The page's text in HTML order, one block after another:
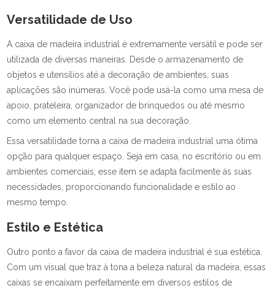
Versatilidade de Uso
A caixa de madeira industrial é extremamente versátil e pode ser
utilizada de diversas maneiras. Desde o armazenamento de
objetos e utensílios até a decoração de ambientes, suas
aplicações são inúmeras. Você pode usá-la como uma mesa de
apoio, prateleira, organizador de brinquedos ou até mesmo
como um elemento central na sua decoração.
Essa versatilidade torna a caixa de madeira industrial uma ótima
opção para qualquer espaço. Seja em casa, no escritório ou em
ambientes comerciais, esse item se adapta facilmente às suas
necessidades, proporcionando funcionalidade e estilo ao
mesmo tempo.
Estilo e Estética
Outro ponto a favor da caixa de madeira industrial é sua estética.
Com um visual que traz à tona a beleza natural da madeira, essas
caixas se encaixam perfeitamente em diversos estilos de